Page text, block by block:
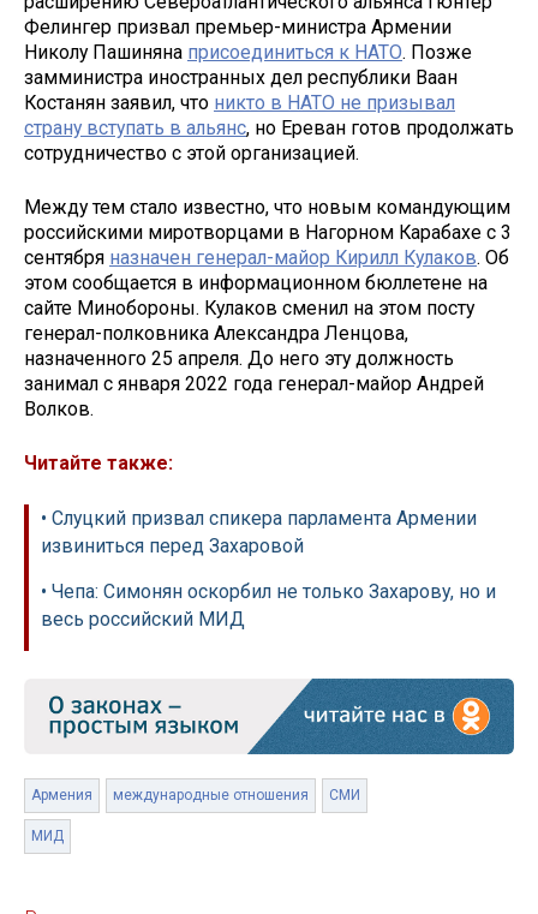
Фелингер призвал премьер-министра Армении
Николу Пашиняна присоединиться к НАТО. Позже
замминистра иностранных дел республики Ваан
Костанян заявил, что никто в НАТО не призывал
страну вступать в альянс, но Ереван готов продолжать
сотрудничество с этой организацией.
Между тем стало известно, что новым командующим
российскими миротворцами в Нагорном Карабахе с 3
сентября назначен генерал-майор Кирилл Кулаков. Об
этом сообщается в информационном бюллетене на
сайте Минобороны. Кулаков сменил на этом посту
генерал-полковника Александра Ленцова,
назначенного 25 апреля. До него эту должность
занимал с января 2022 года генерал-майор Андрей
Волков.
Читайте также:
• Слуцкий призвал спикера парламента Армении
извиниться перед Захаровой
• Чепа: Симонян оскорбил не только Захарову, но и
весь российский МИД
Армения международные отношения СМИ
МИД